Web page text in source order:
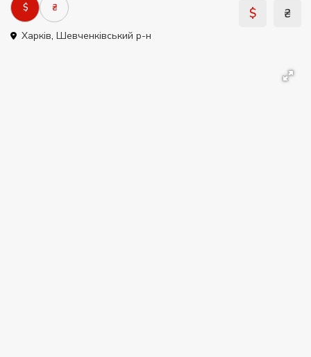
$ ₴
Харків, Шевченківський р-н
$ ₴